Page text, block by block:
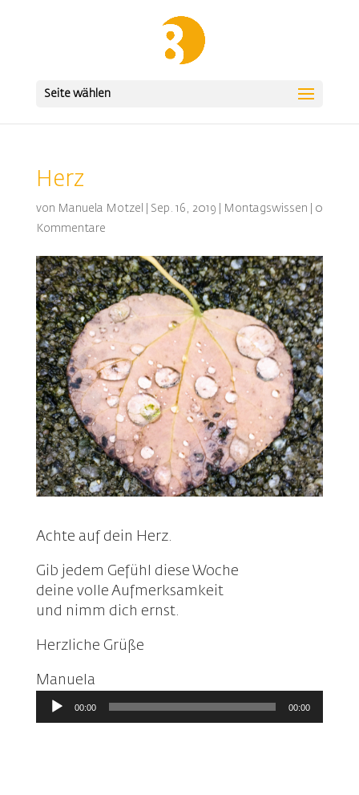
Seite wählen
Herz
von Manuela Motzel Sep. 16, 2019 Montagswissen
0
Kommentare
Achte auf dein Herz.
Gib jedem Gefühl diese Woche
deine volle Aufmerksamkeit
und nimm dich ernst.
Herzliche Grüße
Manuela
Audio-
Player
00:00 00:00